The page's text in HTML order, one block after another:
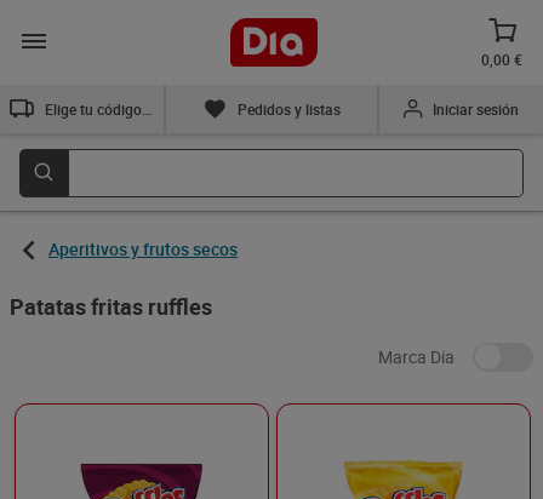
0,00 €
Pedidos y listas Iniciar sesión
Aperitivos y frutos secos
Patatas fritas ruffles
Marca Dia